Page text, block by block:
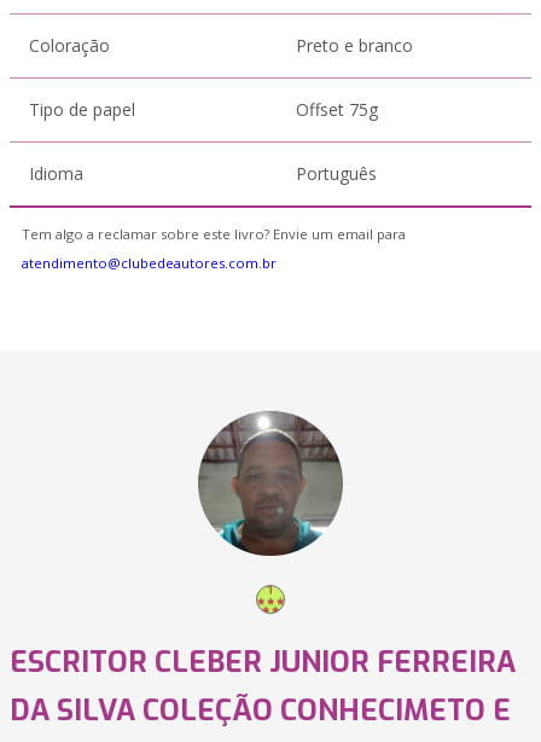
Coloração Preto e branco
Tipo de papel Offset 75g
Idioma Português
Tem algo a reclamar sobre este livro? Envie um email para
atendimento@clubedeautores.com.br
ESCRITOR CLEBER JUNIOR FERREIRA
DA SILVA COLEÇÃO CONHECIMETO E